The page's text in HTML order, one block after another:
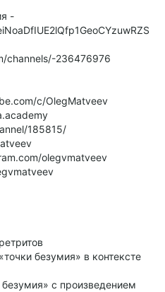
-
channels/-236476976
c/OlegMatveev
185815/
olegvmatveev
безумия» в контексте
с произведением